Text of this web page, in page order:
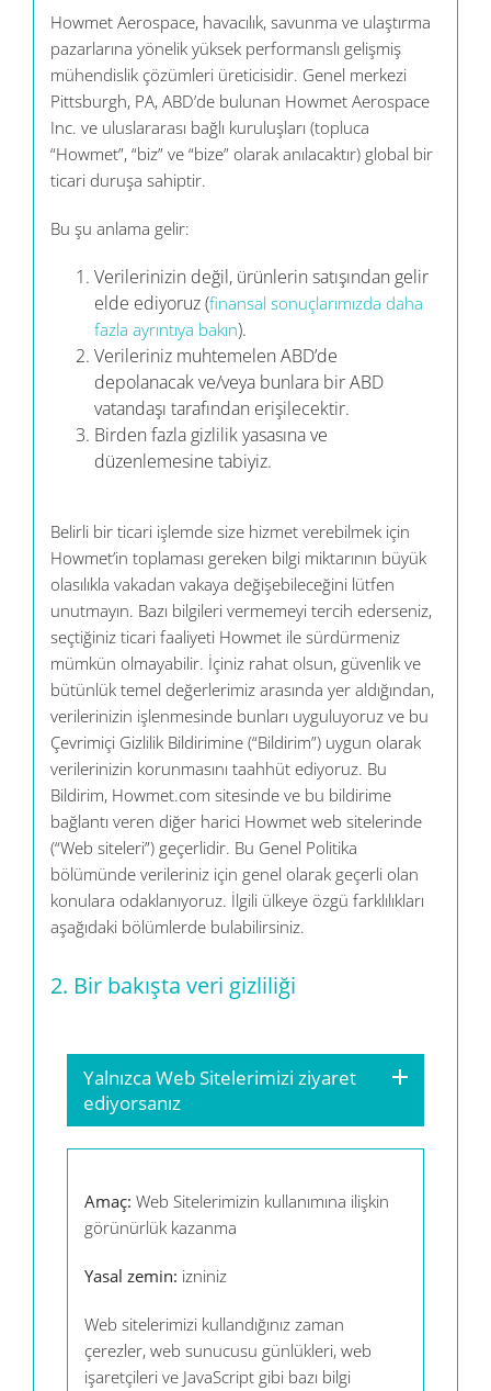
Howmet Aerospace, havacılık, savunma ve ulaştırma
pazarlarına yönelik yüksek performanslı gelişmiş
mühendislik çözümleri üreticisidir. Genel merkezi
Pittsburgh, PA, ABD’de bulunan Howmet Aerospace
Inc. ve uluslararası bağlı kuruluşları (topluca
“Howmet”, “biz” ve “bize” olarak anılacaktır) global bir
ticari duruşa sahiptir.
Bu şu anlama gelir:
Verilerinizin değil, ürünlerin satışından gelir
elde ediyoruz (finansal sonuçlarımızda daha
fazla ayrıntıya bakın).
Verileriniz muhtemelen ABD’de
depolanacak ve/veya bunlara bir ABD
vatandaşı tarafından erişilecektir.
Birden fazla gizlilik yasasına ve
düzenlemesine tabiyiz.
Belirli bir ticari işlemde size hizmet verebilmek için
Howmet’in toplaması gereken bilgi miktarının büyük
olasılıkla vakadan vakaya değişebileceğini lütfen
unutmayın. Bazı bilgileri vermemeyi tercih ederseniz,
seçtiğiniz ticari faaliyeti Howmet ile sürdürmeniz
mümkün olmayabilir. İçiniz rahat olsun, güvenlik ve
bütünlük temel değerlerimiz arasında yer aldığından,
verilerinizin işlenmesinde bunları uyguluyoruz ve bu
Çevrimiçi Gizlilik Bildirimine (“Bildirim”) uygun olarak
verilerinizin korunmasını taahhüt ediyoruz. Bu
Bildirim, Howmet.com sitesinde ve bu bildirime
bağlantı veren diğer harici Howmet web sitelerinde
(“Web siteleri”) geçerlidir. Bu Genel Politika
bölümünde verileriniz için genel olarak geçerli olan
konulara odaklanıyoruz. İlgili ülkeye özgü farklılıkları
aşağıdaki bölümlerde bulabilirsiniz.
2. Bir bakışta veri gizliliği
Yalnızca Web Sitelerimizi ziyaret
ediyorsanız
Amaç: Web Sitelerimizin kullanımına ilişkin
görünürlük kazanma
Yasal zemin: izniniz
Web sitelerimizi kullandığınız zaman
çerezler, web sunucusu günlükleri, web
işaretçileri ve JavaScript gibi bazı bilgi